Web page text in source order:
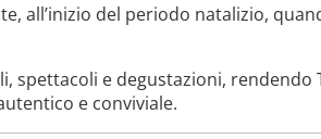
all’inizio del periodo natalizio,
e degustazioni, rendendo
e conviviale.